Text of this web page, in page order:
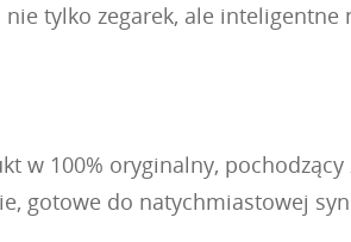
nie tylko zegarek, ale
w 100% oryginalny,
gotowe do natychmiastowej